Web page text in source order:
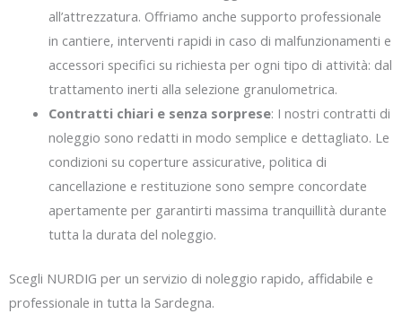
all’attrezzatura. Offriamo anche supporto professionale
in cantiere, interventi rapidi in caso di malfunzionamenti e
accessori specifici su richiesta per ogni tipo di attività: dal
trattamento inerti alla selezione granulometrica.
Contratti chiari e senza sorprese: I nostri contratti di
noleggio sono redatti in modo semplice e dettagliato. Le
condizioni su coperture assicurative, politica di
cancellazione e restituzione sono sempre concordate
apertamente per garantirti massima tranquillità durante
tutta la durata del noleggio.
Scegli NURDIG per un servizio di noleggio rapido, affidabile e
professionale in tutta la Sardegna.